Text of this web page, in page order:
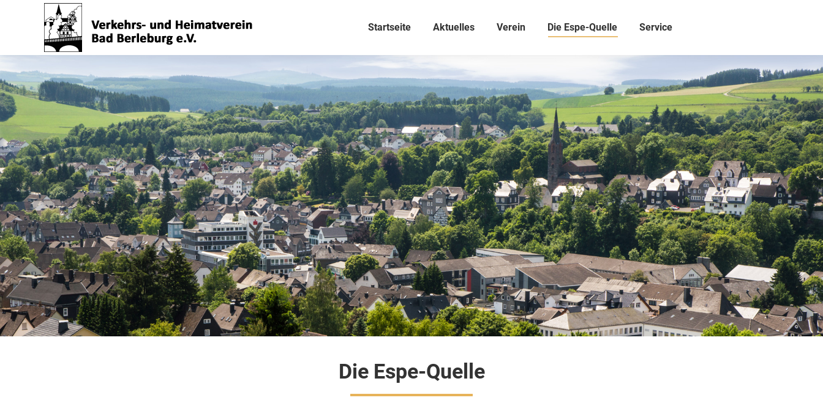
Startseite Aktuelles Verein Die Espe-Quelle Service
Die Espe-Quelle